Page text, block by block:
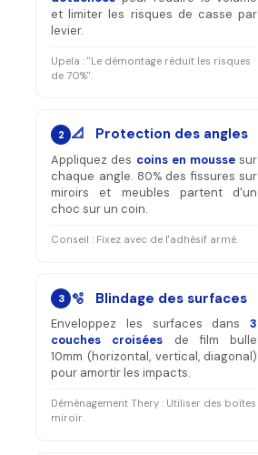
et limiter les risques de casse par
levier.
Upela : "Le démontage réduit les risques
de 70%".
2 📐 Protection des angles
Appliquez des coins en mousse sur
chaque angle. 80% des fissures sur
miroirs et meubles partent d'un
choc sur un coin.
Conseil : Fixez avec de l'adhésif armé.
3 🫧 Blindage des surfaces
Enveloppez les surfaces dans3
couches croisées de film bulle
10mm (horizontal, vertical, diagonal)
pour amortir les impacts.
Déménagement Thery : Utiliser des boîtes
miroir.